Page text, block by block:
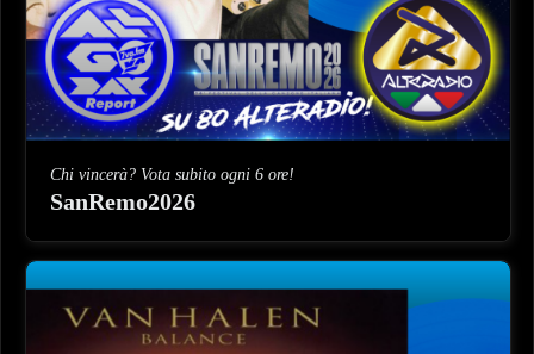
Chi vincerà? Vota subito ogni 6 ore!
SanRemo2026